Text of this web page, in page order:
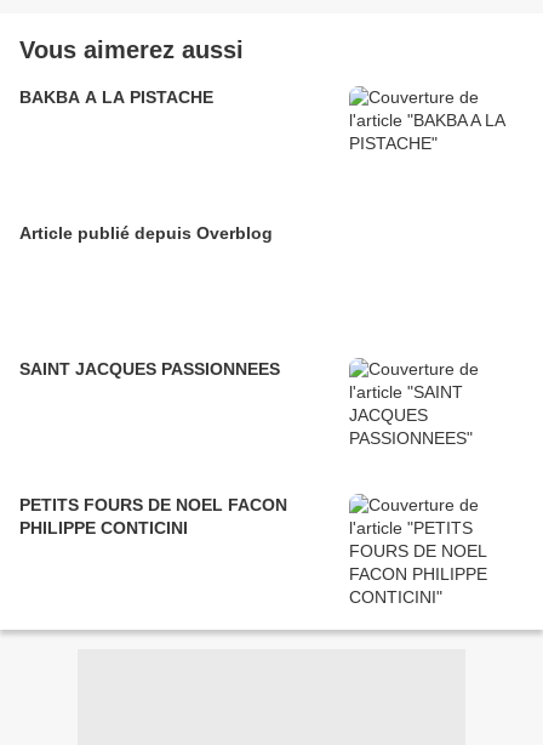
Vous aimerez aussi
BAKBA A LA PISTACHE
Article publié depuis Overblog
SAINT JACQUES PASSIONNEES
PETITS FOURS DE NOEL FACON
PHILIPPE CONTICINI